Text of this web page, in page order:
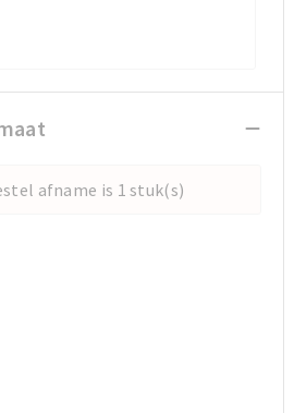
afname is 1 stuk(s)